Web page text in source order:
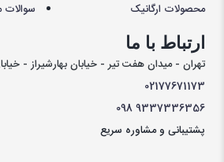
سوالات
محصولات ارگانیک
ارتباط با ما
تهران - میدان هفت تیر - خیابان بهارشیراز - خیابان
02177671173
0989337336356
پشتیبانی و مشاوره سریع